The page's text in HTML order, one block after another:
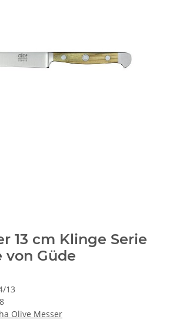
13 cm Klinge Serie
von Güde
13
Olive Messer